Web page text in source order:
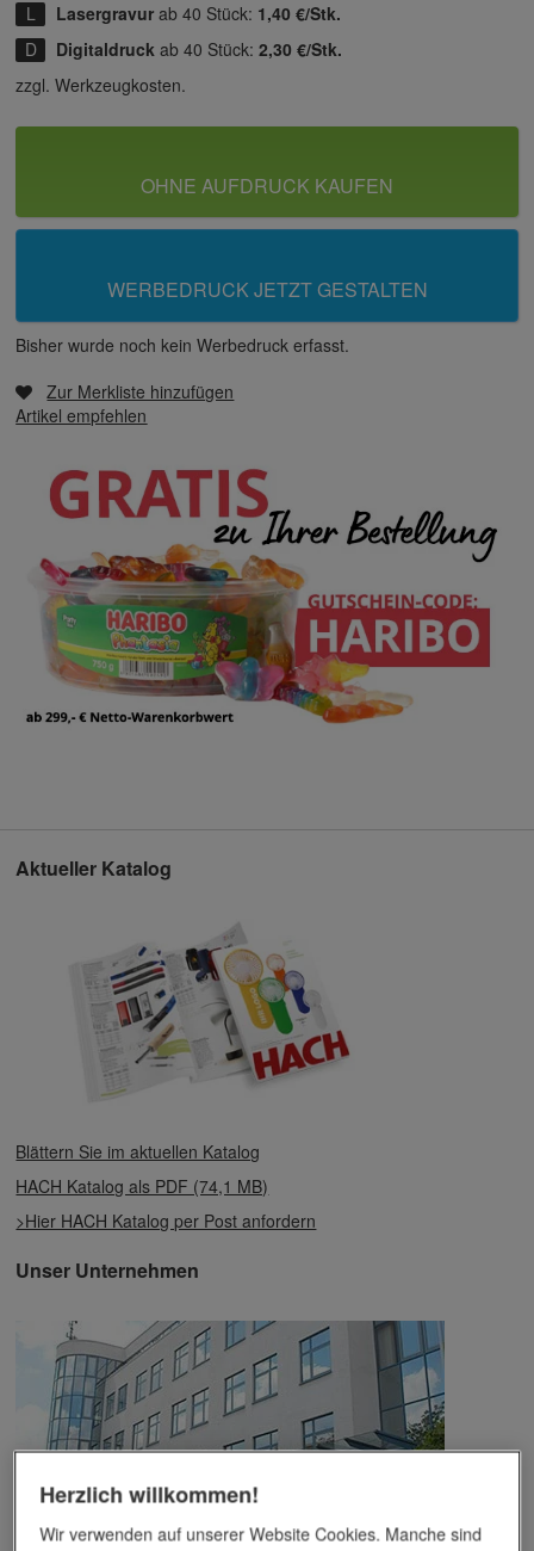
Lasergravur ab 40 Stück: 1,40 €/Stk.
Digitaldruck ab 40 Stück:2,30 €/Stk.
zzgl. Werkzeugkosten.
OHNE AUFDRUCK KAUFEN
WERBEDRUCK JETZT GESTALTEN
Bisher wurde noch kein Werbedruck erfasst.
Zur Merkliste hinzufügen
Artikel empfehlen
Aktueller Katalog
Blättern Sie im aktuellen Katalog
HACH Katalog als PDF (74,1 MB)
>Hier HACH Katalog per Post anfordern
Unser Unternehmen
Herzlich willkommen!
Wir verwenden auf unserer Website Cookies. Manche sind